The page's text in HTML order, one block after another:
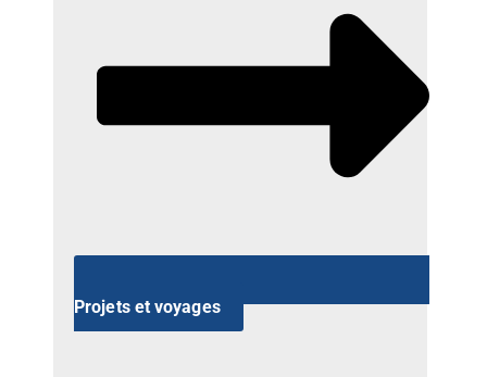
Projets et voyages